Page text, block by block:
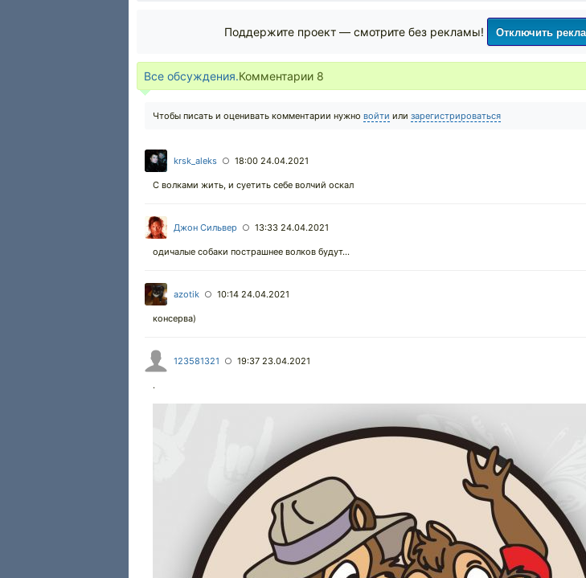
Поддержите проект — смотрите без рекламы! Отключить
Все обсуждения.Комментарии 8
Чтобы писать и оценивать комментарии нужно войти или зарегистрироваться
krsk_aleks ○ 18:00 24.04.2021
С волками жить, и суетить себе волчий оскал
Джон Сильвер ○ 13:33 24.04.2021
одичалые собаки пострашнее волков будут...
azotik ○ 10:14 24.04.2021
консерва)
123581321 ○ 19:37 23.04.2021
.